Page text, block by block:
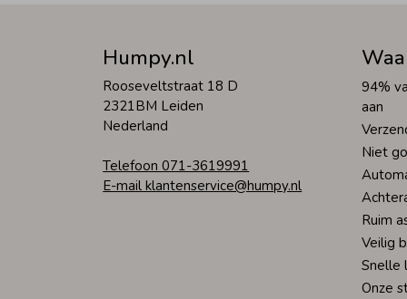
Humpy.nl
Rooseveltstraat 18 D
2321BM Leiden
Nederland
Telefoon 071-3619991
E-mail klantenservice@humpy.nl
94%
aan
Niet
Ruim
Veilig
Snelle
Onze